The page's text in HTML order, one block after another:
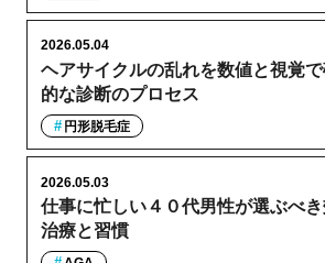
ヘアサイクルの乱れを数値と視覚
的な診断のプロセス
2026.05.04
円形脱毛症
仕事に忙しい４０代男性が選ぶべ
治療と習慣
2026.05.03